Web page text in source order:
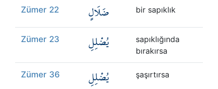
Zümer 22 ضَلَالٍ bir sapıklık
Zümer 23 يُضْلِلِ
sapıklığında
bırakırsa
Zümer 36 يُضْلِلِ şaşırtırsa